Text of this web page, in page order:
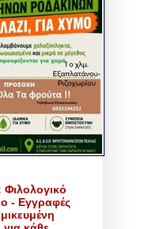
- Εγγραφές